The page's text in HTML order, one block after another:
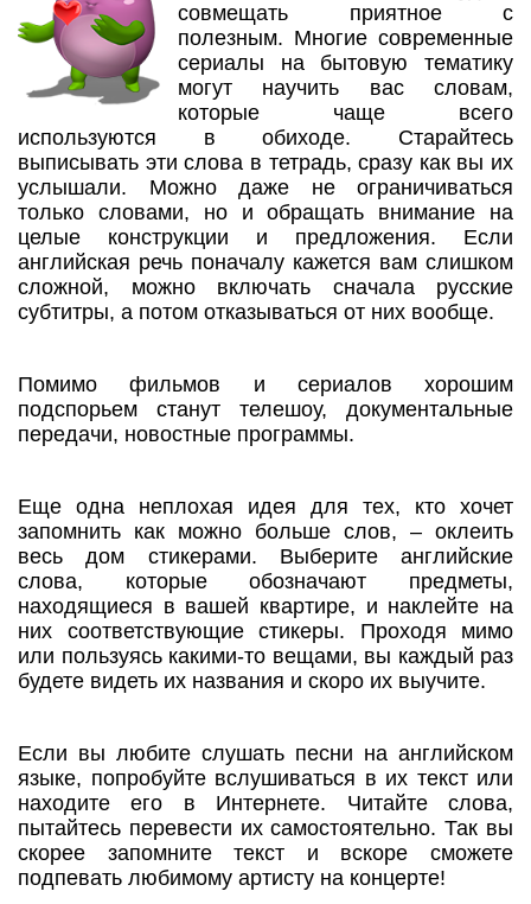
совмещать приятное с
полезным. Многие современные
сериалы на бытовую тематику
могут научить вас словам,
которые чаще всего
используются в обиходе. Старайтесь
выписывать эти слова в тетрадь, сразу как вы их
услышали. Можно даже не ограничиваться
только словами, но и обращать внимание на
целые конструкции и предложения. Если
английская речь поначалу кажется вам слишком
сложной, можно включать сначала русские
субтитры, а потом отказываться от них вообще.
Помимо фильмов и сериалов хорошим
подспорьем станут телешоу, документальные
передачи, новостные программы.
Еще одна неплохая идея для тех, кто хочет
запомнить как можно больше слов, – оклеить
весь дом стикерами. Выберите английские
слова, которые обозначают предметы,
находящиеся в вашей квартире, и наклейте на
них соответствующие стикеры. Проходя мимо
или пользуясь какими-то вещами, вы каждый раз
будете видеть их названия и скоро их выучите.
Если вы любите слушать песни на английском
языке, попробуйте вслушиваться в их текст или
находите его в Интернете. Читайте слова,
пытайтесь перевести их самостоятельно. Так вы
скорее запомните текст и вскоре сможете
подпевать любимому артисту на концерте!